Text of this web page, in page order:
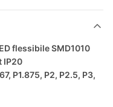
flessibile SMD1010
IP20
P1.875, P2, P2.5, P3,